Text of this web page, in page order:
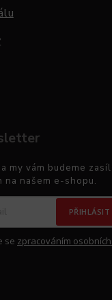
my vám budeme
na našem e-shopu.
PŘIHLÁSIT
se zpracováním